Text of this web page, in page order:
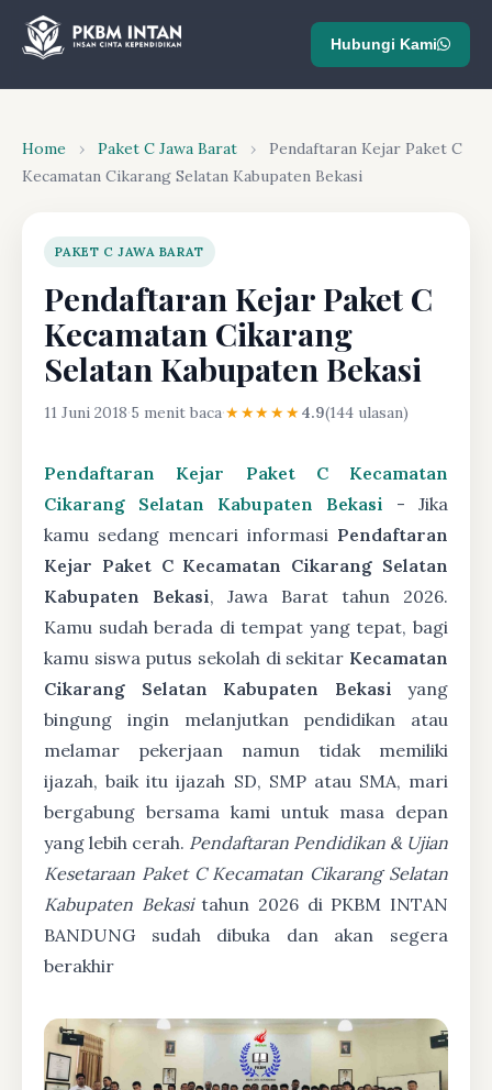
Hubungi Kami
Home › Paket C Jawa Barat ›
Pendaftaran Kejar Paket C
Kecamatan Cikarang Selatan Kabupaten Bekasi
PAKET C JAWA BARAT
Pendaftaran Kejar Paket C
Kecamatan Cikarang
Selatan Kabupaten Bekasi
11 Juni 2018·5 menit baca·★★★★★4.9(144 ulasan)
Pendaftaran Kejar Paket C Kecamatan
Cikarang Selatan Kabupaten Bekasi - Jika
kamu sedang mencari informasi Pendaftaran
Kejar Paket C Kecamatan Cikarang Selatan
Kabupaten Bekasi, Jawa Barat tahun 2026.
Kamu sudah berada di tempat yang tepat, bagi
kamu siswa putus sekolah di sekitar Kecamatan
Cikarang Selatan Kabupaten Bekasi yang
bingung ingin melanjutkan pendidikan atau
melamar pekerjaan namun tidak memiliki
ijazah, baik itu ijazah SD, SMP atau SMA, mari
bergabung bersama kami untuk masa depan
yang lebih cerah. Pendaftaran Pendidikan & Ujian
Kesetaraan Paket C Kecamatan Cikarang Selatan
Kabupaten Bekasitahun 2026 di PKBM INTAN
BANDUNG sudah dibuka dan akan segera
berakhir